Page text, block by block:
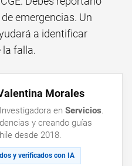
emergencias. Un
a identificar
la falla.
Morales
en Servicios.
y creando guías
desde 2018.
y verificados con IA